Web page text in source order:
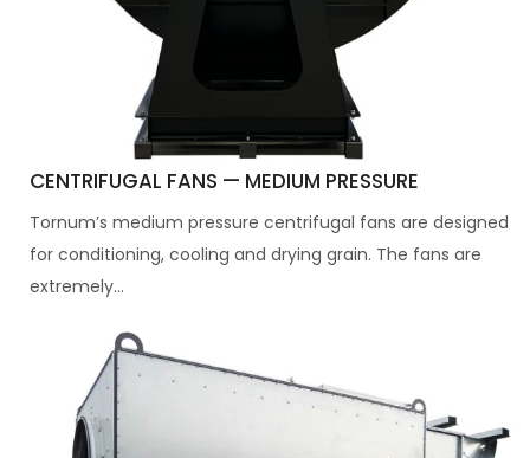
CENTRIFUGAL FANS — MEDIUM PRESSURE
Tornum’s medium pressure centrifugal fans are designed
for conditioning, cooling and drying grain. The fans are
extremely...